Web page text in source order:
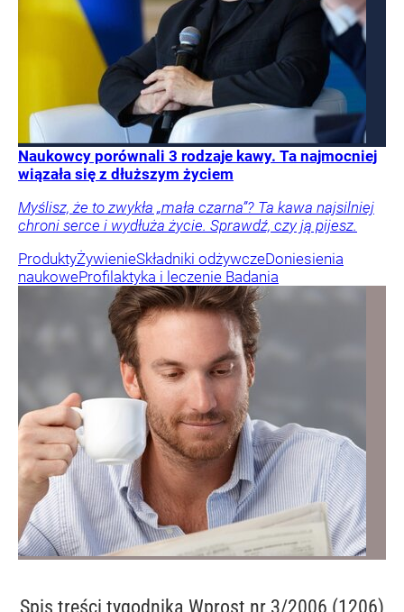
Naukowcy porównali 3 rodzaje kawy. Ta najmocniej
wiązała się z dłuższym życiem
Myślisz, że to zwykła „mała czarna”? Ta kawa najsilniej
chroni serce i wydłuża życie. Sprawdź, czy ją pijesz.
ProduktyŻywienieSkładniki odżywczeDoniesienia
naukoweProfilaktyka i leczenie Badania
Spis treści tygodnika Wprost nr 3/2006 (1206)